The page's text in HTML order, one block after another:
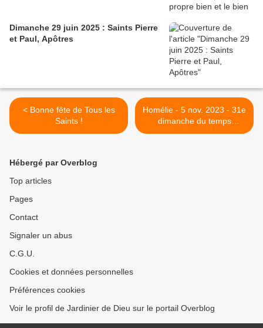
Dimanche 29 juin 2025 : Saints Pierre
et Paul, Apôtres
< Bonne fête de Tous les
Saints !
Homélie - 5 nov. 2023 - 31e
dimanche du temps
ordinaire, année A. >
Hébergé par Overblog
Top articles
Pages
Contact
Signaler un abus
C.G.U.
Cookies et données personnelles
Préférences cookies
Voir le profil de Jardinier de Dieu sur le portail Overblog